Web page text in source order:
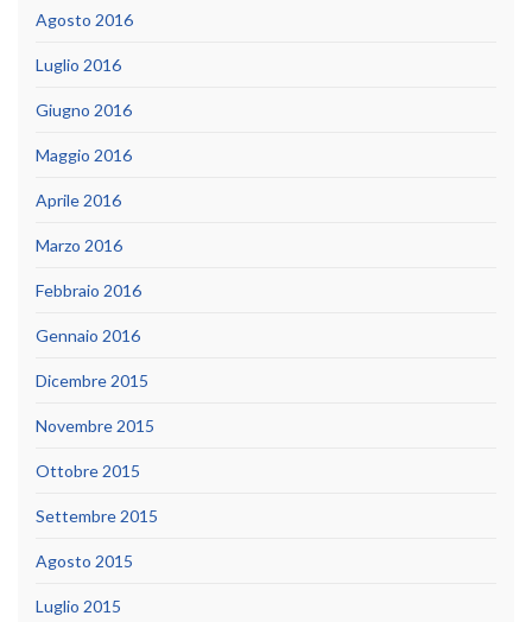
Agosto 2016
Luglio 2016
Giugno 2016
Maggio 2016
Aprile 2016
Marzo 2016
Febbraio 2016
Gennaio 2016
Dicembre 2015
Novembre 2015
Ottobre 2015
Settembre 2015
Agosto 2015
Luglio 2015